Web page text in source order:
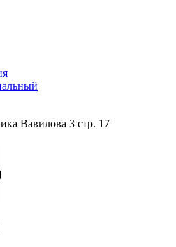
Вавилова 3 стр. 17